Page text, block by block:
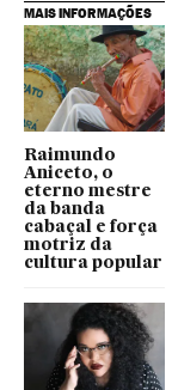
MAIS INFORMAÇÕES
Raimundo
Aniceto, o
eterno mestre
da banda
cabaçal e força
motriz da
cultura popular